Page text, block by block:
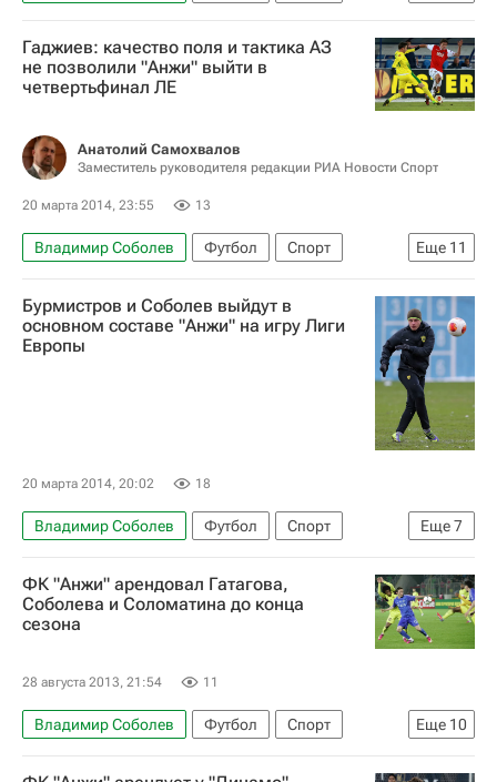
Ринат Билялетдинов
РПЛ 2026-2027 (Чемпионат России по футболу)
Рубин
Олег Кузьмин
Гаджиев: качество поля и тактика АЗ
не позволили "Анжи" выйти в
четвертьфинал ЛЕ
Анатолий Самохвалов
Заместитель руководителя редакции РИА Новости Спорт
20 марта 2014, 23:55 13
Еще 11
Владимир Соболев Футбол
Спорт
Мультимедийный спортивный пакет
Гаджи Гаджиев
Лига Европы УЕФА 2026-2027
Сердер Сердеров
Бурмистров и Соболев выйдут в
основном составе "Анжи" на игру Лиги
Европы
20 марта 2014, 20:02 18
Еще7
Владимир Соболев Футбол
Спорт
Мультимедийный спортивный пакет
Лига Европы УЕФА 2026-2027
Анжи
АЗ (Алкмар)
ФК "Анжи" арендовал Гатагова,
Соболева и Соломатина до конца
сезона
28 августа 2013, 21:54 11
Еще 10
Владимир Соболев Футбол
Спорт
Летнее трансферное окно в РФПЛ